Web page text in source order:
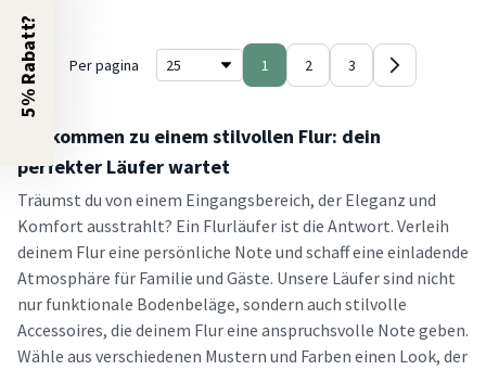
Per pagina 1 2 3
Willkommen zu einem stilvollen Flur: dein
perfekter Läufer wartet
Träumst du von einem Eingangsbereich, der Eleganz und
Komfort ausstrahlt? Ein Flurläufer ist die Antwort. Verleih
deinem Flur eine persönliche Note und schaff eine einladende
Atmosphäre für Familie und Gäste. Unsere Läufer sind nicht
nur funktionale Bodenbeläge, sondern auch stilvolle
Accessoires, die deinem Flur eine anspruchsvolle Note geben.
Wähle aus verschiedenen Mustern und Farben einen Look, der
5% Rabatt?